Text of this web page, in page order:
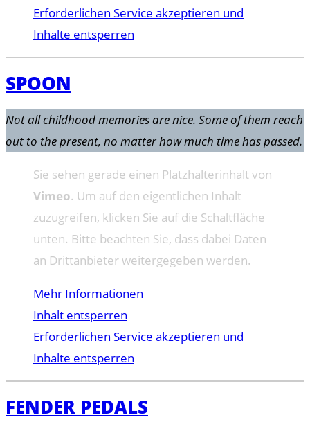
Erforderlichen Service akzeptieren und
Inhalte entsperren
SPOON
Not all childhood memories are nice. Some of them reach
out to the present, no matter how much time has passed.
Sie sehen gerade einen Platzhalterinhalt von
Vimeo. Um auf den eigentlichen Inhalt
zuzugreifen, klicken Sie auf die Schaltfläche
unten. Bitte beachten Sie, dass dabei Daten
an Drittanbieter weitergegeben werden.
Mehr Informationen
Inhalt entsperren
Erforderlichen Service akzeptieren und
Inhalte entsperren
FENDER PEDALS